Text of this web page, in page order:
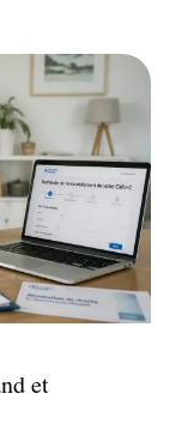
et